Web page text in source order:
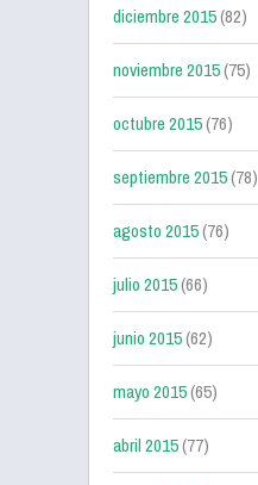
diciembre 2015(82)
noviembre 2015(75)
octubre 2015(76)
septiembre 2015(78)
agosto 2015(76)
julio 2015(66)
junio 2015(62)
mayo 2015(65)
abril 2015(77)